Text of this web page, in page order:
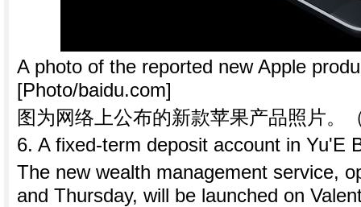
A photo of the reported new Apple
[Photo/baidu.com]
图为网络上公布的新款苹果产品照片。
6. A fixed-term deposit account in Yu'E
The new wealth management service,
and Thursday, will be launched on